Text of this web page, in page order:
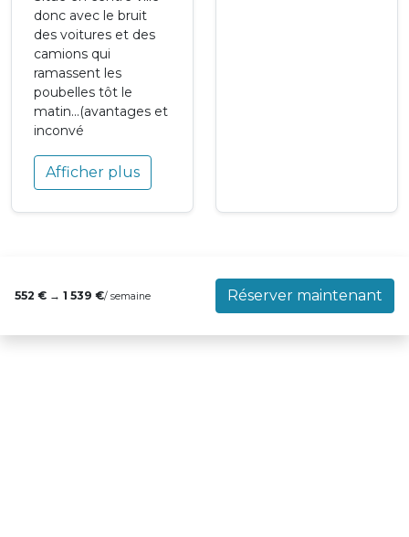
donc avec le bruit
des voitures et des
camions qui
ramassent les
poubelles tôt le
matin...(avantages et
inconvé
Afficher plus
552 € → 1 539 €/ semaine Réserver maintenant